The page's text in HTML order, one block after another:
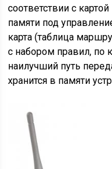
соответствии с
памяти под
карта (таблица
с набором правил, по
наилучший путь
хранится в памяти